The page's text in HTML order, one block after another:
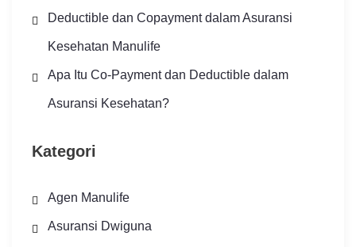
Deductible dan Copayment dalam Asuransi
Kesehatan Manulife
Apa Itu Co-Payment dan Deductible dalam
Asuransi Kesehatan?
Kategori
Agen Manulife
Asuransi Dwiguna